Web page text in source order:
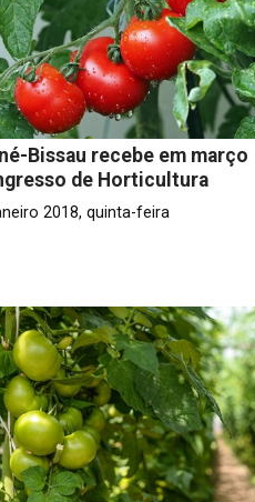
Bissau recebe em março
de Horticultura
2018, quinta-feira